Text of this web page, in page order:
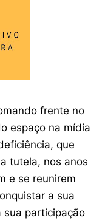
frente no
espaço na mídia
que
tutela, nos anos
e se reunirem
a sua
participação